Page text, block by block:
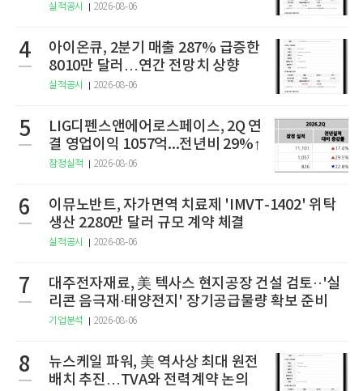
구
실적공시 2026-08-06
4
아이온큐, 2분기 매출 287% 급증한
8010만 달러…연간 전망치 상향
실적공시 2026-08-06
5
LIG디펜스앤에어로스페이스, 2Q 연
결 영업이익 1057억...전년비 29%↑
잠정실적 2026-08-06
6
이뮤노반트, 자가면역 치료제 'IMVT-1402' 위탁
생산 2280만 달러 규모 계약 체결
실적공시 2026-08-06
7
대주전자재료, 美 텍사스 현지공장 건설 검토··'실
리콘 음극재·태양전지' 장기공급물량 확보 준비
기업분석 2026-08-06
8
뉴스케일 파워, 美 역사상 최대 원전
배치 추진…TVA와 전력계약 논의